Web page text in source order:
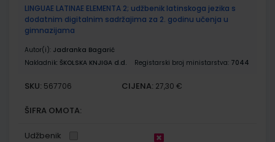
LINGUAE LATINAE ELEMENTA 2; udžbenik latinskoga jezika s
dodatnim digitalnim sadržajima za 2. godinu učenja u
gimnazijama
Autor(i): Jadranka Bagarić
Nakladnik: ŠKOLSKA KNJIGA d.d. Registarski broj ministarstva: 7044
SKU: 567706 CIJENA: 27,30 €
ŠIFRA OMOTA:
Udžbenik